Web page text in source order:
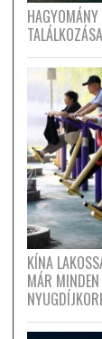
KÍNA
MÁR